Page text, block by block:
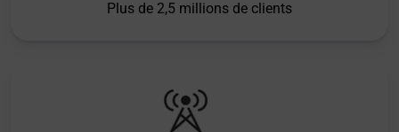
Plus de 2,5 millions de clients